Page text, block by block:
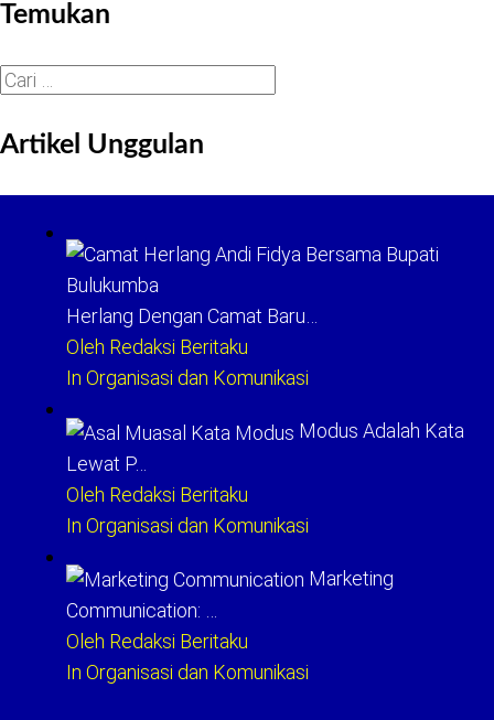
Temukan
Cari
Artikel Unggulan
Herlang Dengan Camat Baru…
Oleh Redaksi Beritaku
In Organisasi dan Komunikasi
Modus Adalah Kata
Lewat P…
Oleh Redaksi Beritaku
In Organisasi dan Komunikasi
Marketing
Communication: …
Oleh Redaksi Beritaku
In Organisasi dan Komunikasi